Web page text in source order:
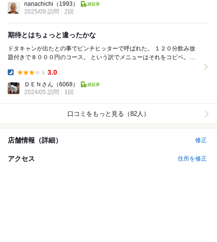
nanachichi （1993）
2025/09 訪問
2回
期待とはちょっと違ったかな
ドタキャンが出たとの事でピンチヒッターで呼ばれた。 １２０分飲み放
題付きで８０００円のコース。 という訳でメニューはそれをコピペ。
3.0
ＤＥＮさん （6068）
2024/05 訪問
1回
口コミをもっと見る（82人）
店舗情報（詳細） 修正
アクセス 住所を修正